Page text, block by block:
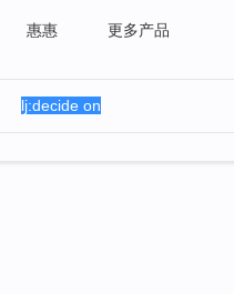
惠惠 更多产品